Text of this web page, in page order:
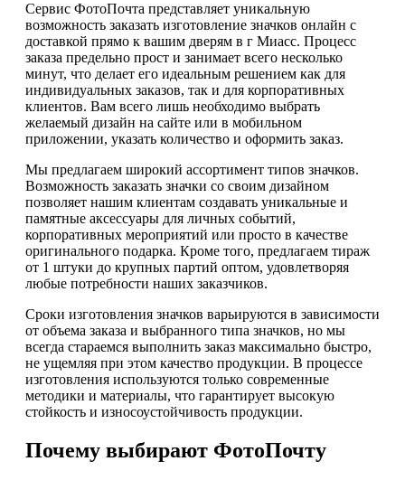
Сервис ФотоПочта представляет уникальную
возможность заказать изготовление значков онлайн с
доставкой прямо к вашим дверям в г Миасс. Процесс
заказа предельно прост и занимает всего несколько
минут, что делает его идеальным решением как для
индивидуальных заказов, так и для корпоративных
клиентов. Вам всего лишь необходимо выбрать
желаемый дизайн на сайте или в мобильном
приложении, указать количество и оформить заказ.
Мы предлагаем широкий ассортимент типов значков.
Возможность заказать значки со своим дизайном
позволяет нашим клиентам создавать уникальные и
памятные аксессуары для личных событий,
корпоративных мероприятий или просто в качестве
оригинального подарка. Кроме того, предлагаем тираж
от 1 штуки до крупных партий оптом, удовлетворяя
любые потребности наших заказчиков.
Сроки изготовления значков варьируются в зависимости
от объема заказа и выбранного типа значков, но мы
всегда стараемся выполнить заказ максимально быстро,
не ущемляя при этом качество продукции. В процессе
изготовления используются только современные
методики и материалы, что гарантирует высокую
стойкость и износоустойчивость продукции.
Почему выбирают ФотоПочту